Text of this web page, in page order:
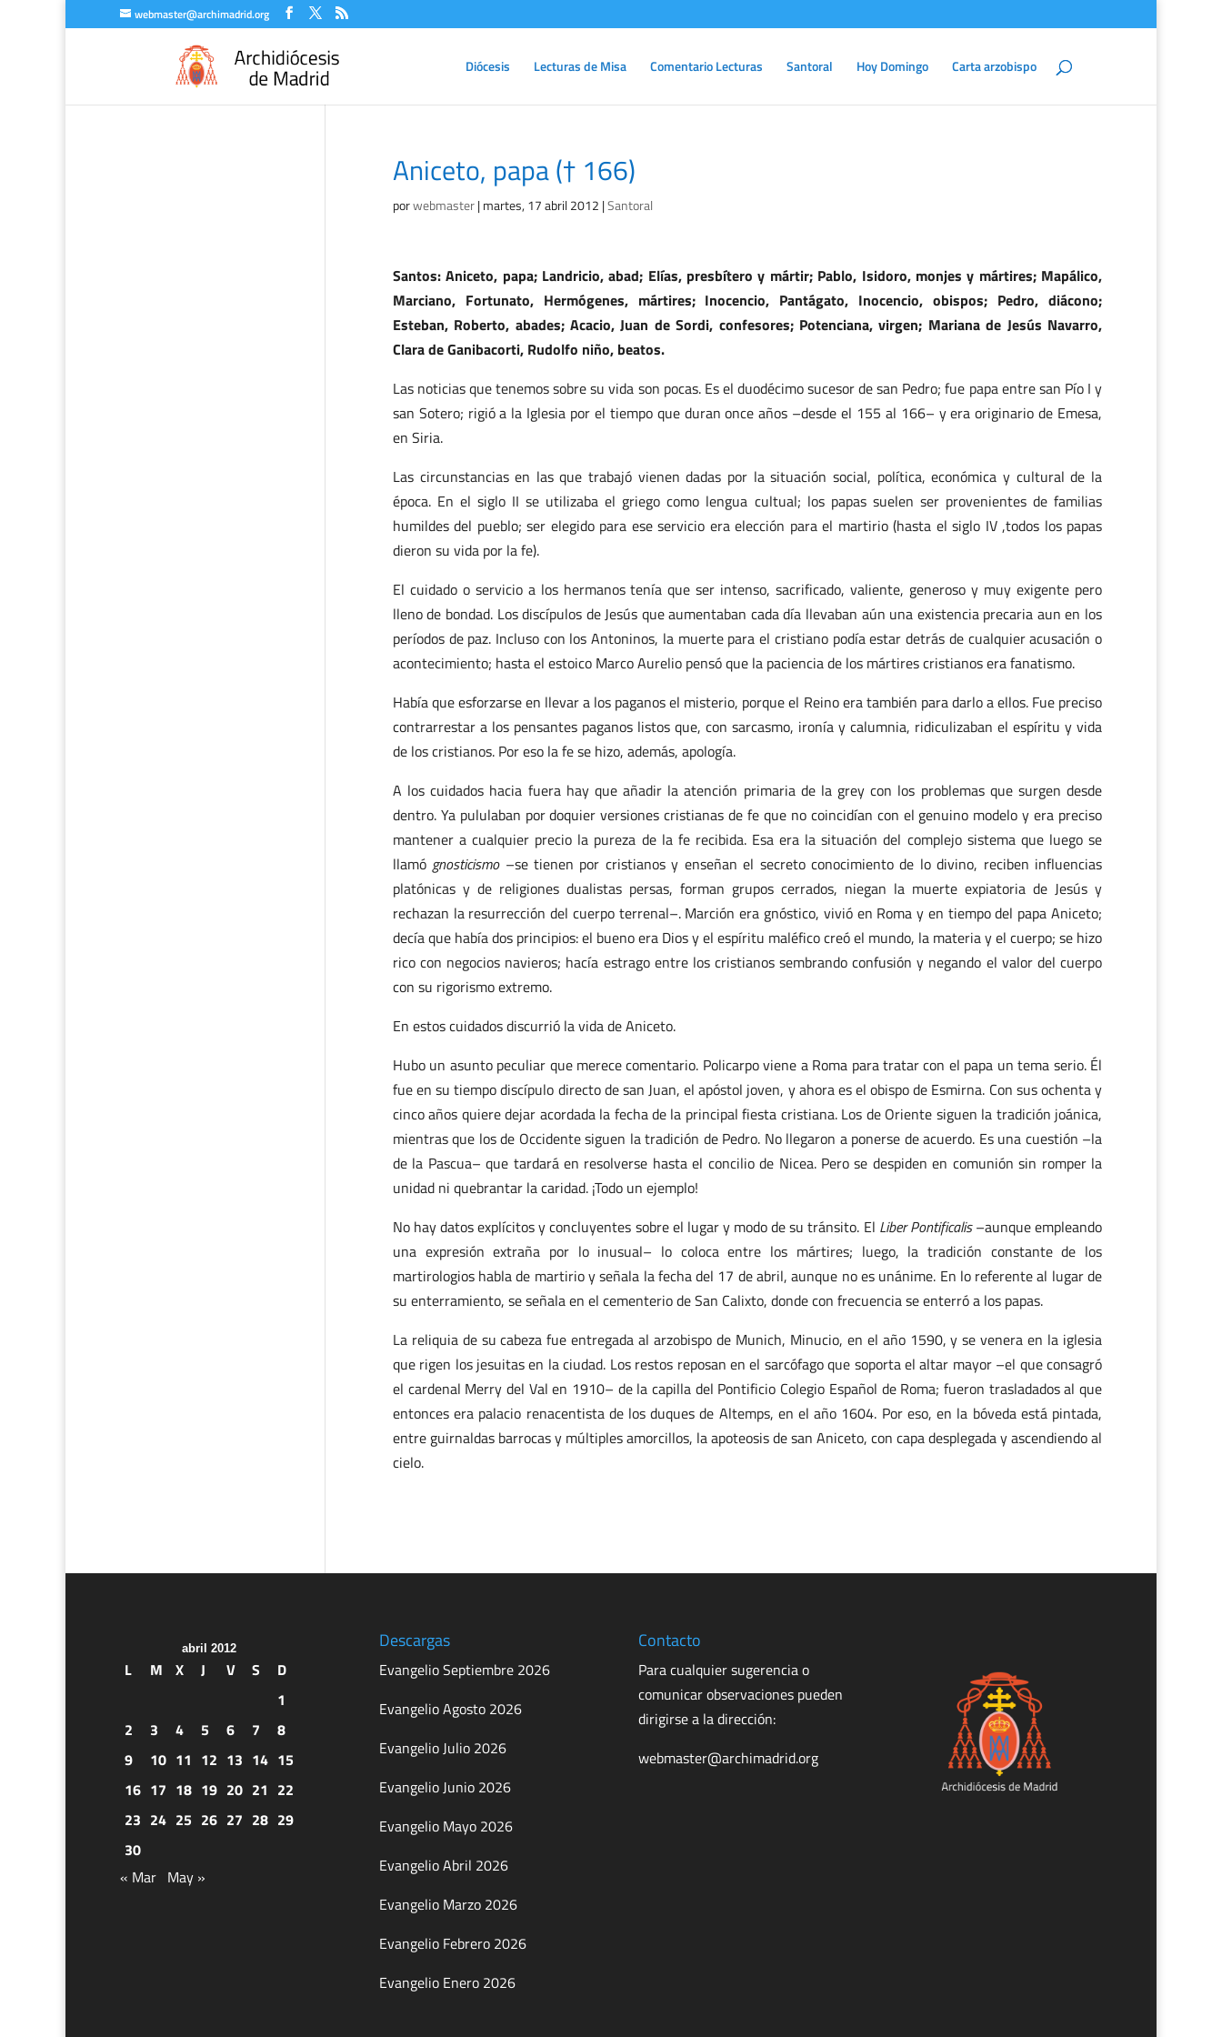
webmaster@archimadrid.org
Diócesis Lecturas de Misa Comentario Lecturas Santoral Hoy Domingo Carta arzobispo
Aniceto, papa († 166)
porwebmaster|martes, 17 abril 2012 |Santoral
Santos: Aniceto, papa; Landricio, abad; Elías, presbítero y mártir; Pablo, Isidoro, monjes y mártires; Mapálico,
Marciano, Fortunato, Hermógenes, mártires; Inocencio, Pantágato, Inocencio, obispos; Pedro, diácono;
Esteban, Roberto, abades; Acacio, Juan de Sordi, confesores; Potenciana, virgen; Mariana de Jesús Navarro,
Clara de Ganibacorti, Rudolfo niño, beatos.
Las noticias que tenemos sobre su vida son pocas. Es el duodécimo sucesor de san Pedro; fue papa entre san Pío I y
san Sotero; rigió a la Iglesia por el tiempo que duran once años –desde el 155 al 166– y era originario de Emesa,
en Siria.
Las circunstancias en las que trabajó vienen dadas por la situación social, política, económica y cultural de la
época. En el siglo II se utilizaba el griego como lengua cultual; los papas suelen ser provenientes de familias
humildes del pueblo; ser elegido para ese servicio era elección para el martirio (hasta el siglo IV ,todos los papas
dieron su vida por la fe).
El cuidado o servicio a los hermanos tenía que ser intenso, sacrificado, valiente, generoso y muy exigente pero
lleno de bondad. Los discípulos de Jesús que aumentaban cada día llevaban aún una existencia precaria aun en los
períodos de paz. Incluso con los Antoninos, la muerte para el cristiano podía estar detrás de cualquier acusación o
acontecimiento; hasta el estoico Marco Aurelio pensó que la paciencia de los mártires cristianos era fanatismo.
Había que esforzarse en llevar a los paganos el misterio, porque el Reino era también para darlo a ellos. Fue preciso
contrarrestar a los pensantes paganos listos que, con sarcasmo, ironía y calumnia, ridiculizaban el espíritu y vida
de los cristianos. Por eso la fe se hizo, además, apología.
A los cuidados hacia fuera hay que añadir la atención primaria de la grey con los problemas que surgen desde
dentro. Ya pululaban por doquier versiones cristianas de fe que no coincidían con el genuino modelo y era preciso
mantener a cualquier precio la pureza de la fe recibida. Esa era la situación del complejo sistema que luego se
llamógnosticismo–se tienen por cristianos y enseñan el secreto conocimiento de lo divino, reciben influencias
platónicas y de religiones dualistas persas, forman grupos cerrados, niegan la muerte expiatoria de Jesús y
rechazan la resurrección del cuerpo terrenal–. Marción era gnóstico, vivió en Roma y en tiempo del papa Aniceto;
decía que había dos principios: el bueno era Dios y el espíritu maléfico creó el mundo, la materia y el cuerpo; se hizo
rico con negocios navieros; hacía estrago entre los cristianos sembrando confusión y negando el valor del cuerpo
con su rigorismo extremo.
En estos cuidados discurrió la vida de Aniceto.
Hubo un asunto peculiar que merece comentario. Policarpo viene a Roma para tratar con el papa un tema serio. Él
fue en su tiempo discípulo directo de san Juan, el apóstol joven, y ahora es el obispo de Esmirna. Con sus ochenta y
cinco años quiere dejar acordada la fecha de la principal fiesta cristiana. Los de Oriente siguen la tradición joánica,
mientras que los de Occidente siguen la tradición de Pedro. No llegaron a ponerse de acuerdo. Es una cuestión –la
de la Pascua– que tardará en resolverse hasta el concilio de Nicea. Pero se despiden en comunión sin romper la
unidad ni quebrantar la caridad. ¡Todo un ejemplo!
No hay datos explícitos y concluyentes sobre el lugar y modo de su tránsito. El Liber Pontificalis–aunque empleando
una expresión extraña por lo inusual– lo coloca entre los mártires; luego, la tradición constante de los
martirologios habla de martirio y señala la fecha del 17 de abril, aunque no es unánime. En lo referente al lugar de
su enterramiento, se señala en el cementerio de San Calixto, donde con frecuencia se enterró a los papas.
La reliquia de su cabeza fue entregada al arzobispo de Munich, Minucio, en el año 1590, y se venera en la iglesia
que rigen los jesuitas en la ciudad. Los restos reposan en el sarcófago que soporta el altar mayor –el que consagró
el cardenal Merry del Val en 1910– de la capilla del Pontificio Colegio Español de Roma; fueron trasladados al que
entonces era palacio renacentista de los duques de Altemps, en el año 1604. Por eso, en la bóveda está pintada,
entre guirnaldas barrocas y múltiples amorcillos, la apoteosis de san Aniceto, con capa desplegada y ascendiendo al
cielo.
abril 2012
L M X J V S
D
1
2
3 4 5 6 7
8
9
10 11 12 13 14 15
16 17 18 19 20 21 22
23 24 25 26 27 28 29
30
« Mar May »
Descargas
Evangelio Septiembre 2026
Evangelio Agosto 2026
Evangelio Julio 2026
Evangelio Junio 2026
Evangelio Mayo 2026
Evangelio Abril 2026
Evangelio Marzo 2026
Evangelio Febrero 2026
Evangelio Enero 2026
Contacto
Para cualquier sugerencia o
comunicar observaciones pueden
dirigirse a la dirección:
webmaster@archimadrid.org